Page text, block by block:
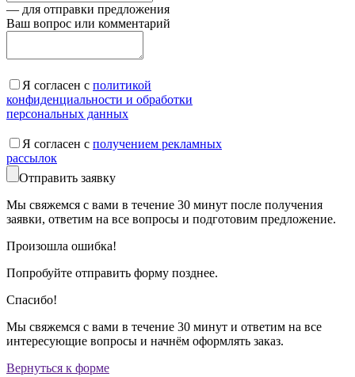
— для отправки предложения
Ваш вопрос или комментарий
Я согласен с политикой
конфиденциальности и обработки
персональных данных
Я согласен с получением рекламных
рассылок
Отправить заявку
Мы свяжемся с вами в течение 30 минут после получения
заявки, ответим на все вопросы и подготовим предложение.
Произошла ошибка!
Попробуйте отправить форму позднее.
Спасибо!
Мы свяжемся с вами в течение 30 минут и ответим на все
интересующие вопросы и начнём оформлять заказ.
Вернуться к форме